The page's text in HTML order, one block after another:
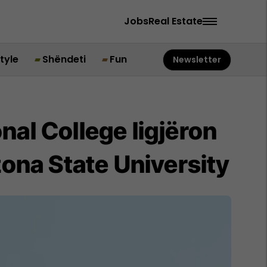
JobsReal Estate
Shëndeti Fun Newsletter
College ligjëron
State University